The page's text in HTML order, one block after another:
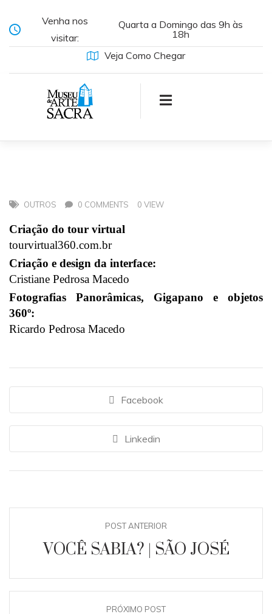
Venha nos
visitar:
Quarta a Domingo das 9h às
18h
Veja Como Chegar
OUTROS 0 COMMENTS 0 VIEW
Criação do tour virtual
tourvirtual360.com.br
Criação e design da interface:
Cristiane Pedrosa Macedo
Fotografias Panorâmicas, Gigapano e objetos
360º:
Ricardo Pedrosa Macedo
Facebook
Linkedin
POST ANTERIOR
VOCÊ SABIA? | SÃO JOSÉ
PRÓXIMO POST